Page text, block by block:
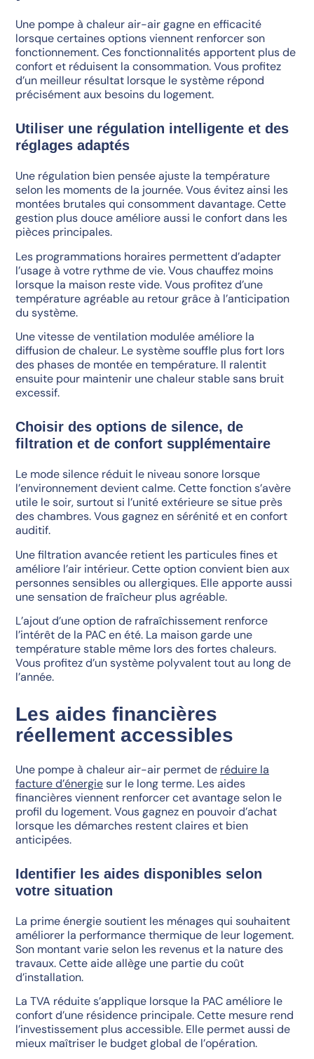
Une pompe à chaleur air-air gagne en efficacité
lorsque certaines options viennent renforcer son
fonctionnement. Ces fonctionnalités apportent plus de
confort et réduisent la consommation. Vous profitez
d’un meilleur résultat lorsque le système répond
précisément aux besoins du logement.
Utiliser une régulation intelligente et des
réglages adaptés
Une régulation bien pensée ajuste la température
selon les moments de la journée. Vous évitez ainsi les
montées brutales qui consomment davantage. Cette
gestion plus douce améliore aussi le confort dans les
pièces principales.
Les programmations horaires permettent d’adapter
l’usage à votre rythme de vie. Vous chauffez moins
lorsque la maison reste vide. Vous profitez d’une
température agréable au retour grâce à l’anticipation
du système.
Une vitesse de ventilation modulée améliore la
diffusion de chaleur. Le système souffle plus fort lors
des phases de montée en température. Il ralentit
ensuite pour maintenir une chaleur stable sans bruit
excessif.
Choisir des options de silence, de
filtration et de confort supplémentaire
Le mode silence réduit le niveau sonore lorsque
l’environnement devient calme. Cette fonction s’avère
utile le soir, surtout si l’unité extérieure se situe près
des chambres. Vous gagnez en sérénité et en confort
auditif.
Une filtration avancée retient les particules fines et
améliore l’air intérieur. Cette option convient bien aux
personnes sensibles ou allergiques. Elle apporte aussi
une sensation de fraîcheur plus agréable.
L’ajout d’une option de rafraîchissement renforce
l’intérêt de la PAC en été. La maison garde une
température stable même lors des fortes chaleurs.
Vous profitez d’un système polyvalent tout au long de
l’année.
Les aides financières
réellement accessibles
Une pompe à chaleur air-air permet de réduire la
facture d’énergiesur le long terme. Les aides
financières viennent renforcer cet avantage selon le
profil du logement. Vous gagnez en pouvoir d’achat
lorsque les démarches restent claires et bien
anticipées.
Identifier les aides disponibles selon
votre situation
La prime énergie soutient les ménages qui souhaitent
améliorer la performance thermique de leur logement.
Son montant varie selon les revenus et la nature des
travaux. Cette aide allège une partie du coût
d’installation.
La TVA réduite s’applique lorsque la PAC améliore le
confort d’une résidence principale. Cette mesure rend
l’investissement plus accessible. Elle permet aussi de
mieux maîtriser le budget global de l’opération.